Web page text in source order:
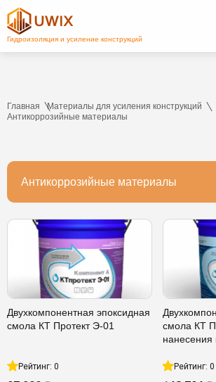
Главная
Материалы для усиления конструкций
Антикоррозийные материалы
Антикоррозийные материалы
Двухкомпонентная эпоксидная
смола КТ Протект Э-01
Рейтинг: 0
смола КТ
нанесения
Рейтинг: 0